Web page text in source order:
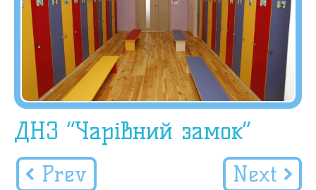
ДНЗ “Чарівний замок”
Prev Next